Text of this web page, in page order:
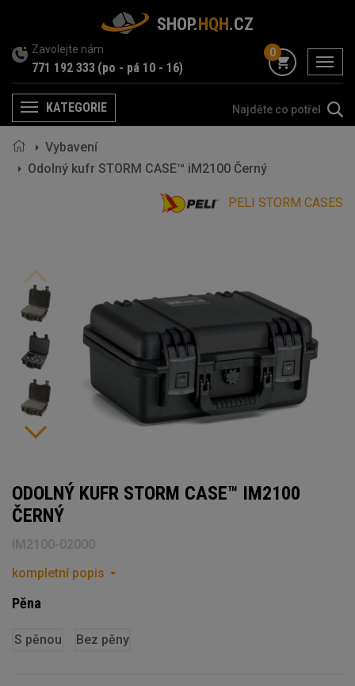
SHOP.HQH.CZ
Zavolejte nám
771 192 333 (po - pá 10 - 16) menu
0
MenuKATEGORIE
Vybavení
Odolný kufr STORM CASE™ iM2100 Černý
PELI STORM CASES
ODOLNÝ KUFR STORM CASE™ IM2100
ČERNÝ
IM2100-02000
kompletní popis
Pěna
S pěnou Bez pěny